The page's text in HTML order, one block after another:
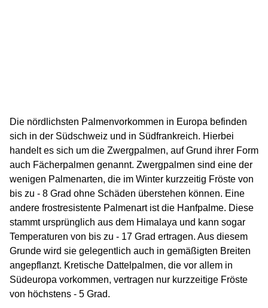
Die nördlichsten Palmenvorkommen in Europa befinden
sich in der Südschweiz und in Südfrankreich. Hierbei
handelt es sich um die Zwergpalmen, auf Grund ihrer Form
auch Fächerpalmen genannt. Zwergpalmen sind eine der
wenigen Palmenarten, die im Winter kurzzeitig Fröste von
bis zu - 8 Grad ohne Schäden überstehen können. Eine
andere frostresistente Palmenart ist die Hanfpalme. Diese
stammt ursprünglich aus dem Himalaya und kann sogar
Temperaturen von bis zu - 17 Grad ertragen. Aus diesem
Grunde wird sie gelegentlich auch in gemäßigten Breiten
angepflanzt. Kretische Dattelpalmen, die vor allem in
Südeuropa vorkommen, vertragen nur kurzzeitige Fröste
von höchstens - 5 Grad.